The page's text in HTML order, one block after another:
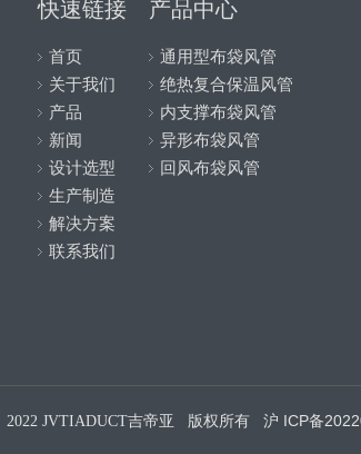
快速链接
首页
关于我们
产品
新闻
设计选型
生产制造
解决方案
联系我们
产品中心
通用型布袋风管
绝热复合保温风管
内支撑布袋风管
异形布袋风管
回风布袋风管
JVTIADUCT吉帝亚 版权所有 沪 ICP备